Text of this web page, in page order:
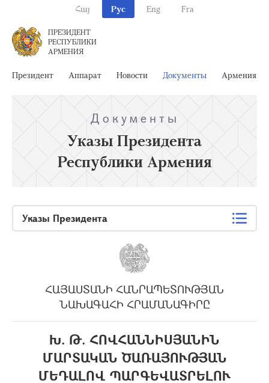
Հայ Рус Eng Fra
ПРЕЗИДЕНТ
РЕСПУБЛИКИ
АРМЕНИЯ
Президент Аппарат Новости Документы Армения
Документы
Указы Президента
Республики Армения
Указы Президента
ՀԱՅԱՍՏԱՆԻ ՀԱՆՐԱՊԵՏՈՒԹՅԱՆ
ՆԱԽԱԳԱՀԻ ՀՐԱՄԱՆԱԳԻՐԸ
Խ. Թ. ՀՈՎՀԱՆՆԻՍՅԱՆԻՆ
ՄԱՐՏԱԿԱՆ ԾԱՌԱՅՈՒԹՅԱՆ
ՄԵԴԱԼՈՎ ՊԱՐԳԵՎԱՏՐԵԼՈՒ